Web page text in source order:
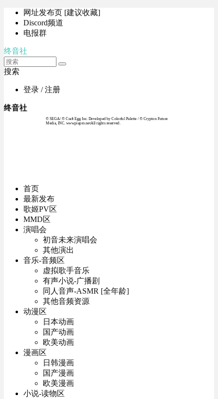
网址发布页 [建议收藏]
Discord频道
电报群
终音社
搜索
登录 / 注册
终音社
© SEGA / © Craft Egg Inc. Developed by Colorful Palette / © Crypton Future
Media, INC. www.piapro.netAll rights reserved.
首页
最新发布
歌姬PV区
MMD区
演唱会
初音未来演唱会
其他演出
音乐-音频区
虚拟歌手音乐
有声小说-广播剧
同人音声-ASMR [全年龄]
其他音频资源
动漫区
日本动画
国产动画
欧美动画
漫画区
日韩漫画
国产漫画
欧美漫画
小说-读物区